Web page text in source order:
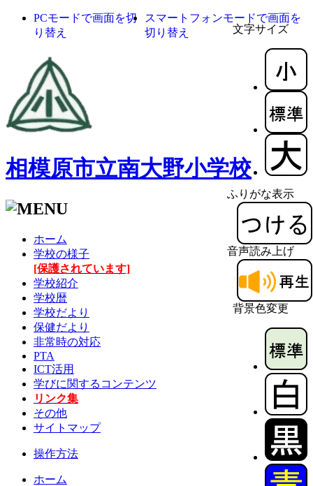
文字サイズ
ふりがな表示
音声読み上げ
背景色変更
PCモードで画面を切
り替え
スマートフォンモードで画面を
切り替え
相模原市立南大野小学校
ホーム
学校の様子
[保護されています]
学校紹介
学校暦
学校だより
保健だより
非常時の対応
PTA
ICT活用
学びに関するコンテンツ
リンク集
その他
サイトマップ
操作方法
ホーム